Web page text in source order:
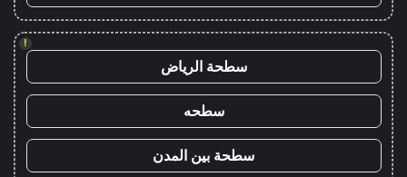
!
سطحة الرياض
سطحه
سطحة بين المدن